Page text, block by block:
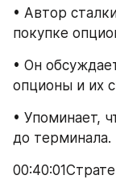
• Автор
покупке
• Он
опционы и их
• Упоминает,
до терминала.